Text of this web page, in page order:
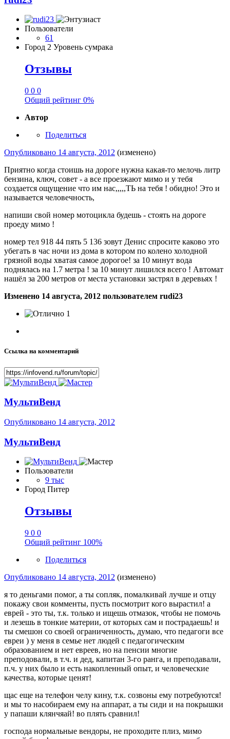
Пользователи
61
Город 2 Уровень сумрака
Отзывы
0 0 0
Общий рейтинг 0%
Автор
Поделиться
Опубликовано 14 августа, 2012 (изменено)
Приятно когда стоишь на дороге нужна какая-то мелочь литр
бензина, ключ, совет - а все проезжают мимо и у тебя
создается ощущение что им нас,,,,,ТЬ на тебя ! обидно! Это и
называется человечность,
напиши свой номер мотоцикла будешь - стоять на дороге
проеду мимо !
номер тел 918 44 пять 5 136 зовут Денис спросите каково это
убегать в час ночи из дома в котором по колено холодной
грязной воды хватая самое дорогое! за 10 минут вода
поднялась на 1.7 метра ! за 10 минут лишился всего ! Автомат
нашёл за 200 метров от места установки застрял в деревьях !
Изменено 14 августа, 2012 пользователем rudi23
1
Ссылка на комментарий
МультиВенд
Опубликовано 14 августа, 2012
МультиВенд
Пользователи
9 тыс
Город Питер
Отзывы
9 0 0
Общий рейтинг 100%
Поделиться
Опубликовано 14 августа, 2012 (изменено)
я то деньгами помог, а ты сопляк, помалкивай лучше и отцу
покажу свои комменты, пусть посмотрит кого вырастил! а
еврей - это ты, т.к. только и ищешь отмазок, чтобы не помочь
и лезешь в тонкие материи, от которых сам и пострадаешь! и
ты смешон со своей ограниченность, думаю, что педагоги все
евреи ) у меня в семье нет людей с педагогическим
образованием и нет евреев, но на пенсии многие
преподовали, в т.ч. и дед, капитан 3-го ранга, и преподавали,
п.ч. у них было и есть накопленный опыт, и человеческие
качества, которые ценят!
щас еще на телефон челу кину, т.к. созвоны ему потребуются!
и мы то насобираем ему на аппарат, а ты сиди и на покрышки
у папаши клянчяай! во плять сравнил!
господа нормальные вендоры, не проходите плиз, мимо